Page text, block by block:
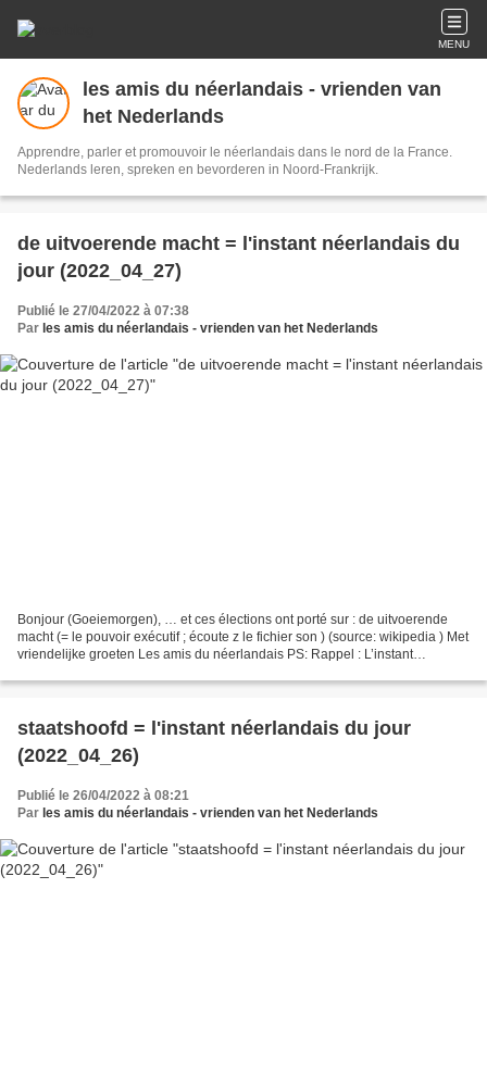
MENU
les amis du néerlandais - vrienden van
het Nederlands
Apprendre, parler et promouvoir le néerlandais dans le nord de la France.
Nederlands leren, spreken en bevorderen in Noord-Frankrijk.
de uitvoerende macht = l'instant néerlandais du
jour (2022_04_27)
Publié le 27/04/2022 à 07:38
Par les amis du néerlandais - vrienden van het Nederlands
Bonjour (Goeiemorgen), … et ces élections ont porté sur : de uitvoerende
macht (= le pouvoir exécutif ; écoute z le fichier son ) (source: wikipedia ) Met
vriendelijke groeten Les amis du néerlandais PS: Rappel : L’instant
staatshoofd = l'instant néerlandais du jour
(2022_04_26)
Publié le 26/04/2022 à 08:21
Par les amis du néerlandais - vrienden van het Nederlands